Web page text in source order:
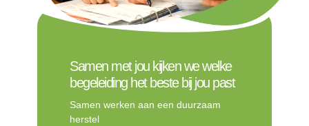
Samen met jou kijken we welke
begeleiding het beste bij jou past
Samen werken aan een duurzaam
herstel